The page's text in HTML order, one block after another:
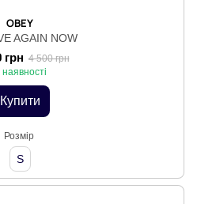
OBEY
AGAIN NOW
грн 4 500 грн
наявності
Купити
Розмір
S